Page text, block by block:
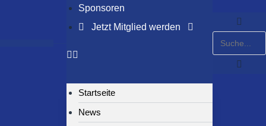
Sponsoren
Jetzt Mitglied werden
Startseite
News